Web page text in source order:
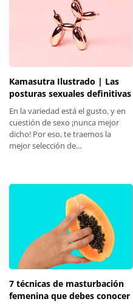
Kamasutra Ilustrado | Las
posturas sexuales definitivas
En la variedad está el gusto, y en
cuestión de sexo ¡nunca mejor
dicho! Por eso, te traemos la
mejor selección de...
7 técnicas de masturbación
femenina que debes conocer